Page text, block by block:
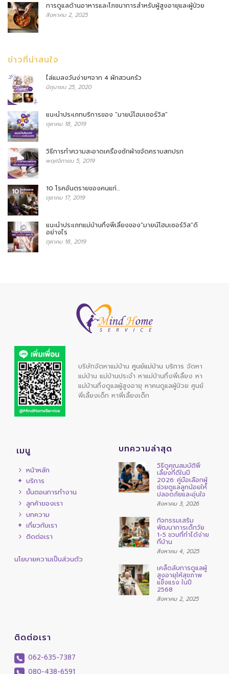
การดูแลด้านอาหารและโภชนาการสำหรับผู้สูงอายุและผู้ป่วย
สิงหาคม 2, 2025
ข่าวที่น่าสนใจ
ไล่แมลงวันง่ายๆจาก 4 ผักสวนครัว
มิถุนายน 25, 2020
แนะนำประเภทบริการของ “มายน์โฮมเซอร์วิส”
ตุลาคม 18, 2019
วิธีการทำความสะอาดเครื่องซักผ้าขจัดคราบสกปรก
พฤศจิกายน 5, 2019
10 โรคอันตรายของคนแก่…
ตุลาคม 17, 2019
แนะนำประเภทแม่บ้านกึ่งพี่เลี้ยงของ”มายน์โฮมเซอร์วิส”ดี
อย่างไร
ตุลาคม 18, 2019
บริษัทจัดหาแม่บ้าน ศูนย์แม่บ้าน บริการ จัดหา
แม่บ้าน แม่บ้านประจำ หาแม่บ้านกึ่งพี่เลี้ยงหา
แม่บ้านกึ่งดูแลผู้สูงอายุ หาคนดูแลผู้ป่วยศูนย์
พี่เลี้ยงเด็ก หาพี่เลี้ยงเด็ก
เมนู
หน้าหลัก
บริการ
ขั้นตอนการทำงาน
ลูกค้าของเรา
บทความ
เกี่ยวกับเรา
ติดต่อเรา
นโยบายความเป็นส่วนตัว
บทความล่าสุด
วิธีดูคุณสมบัติพี่
เลี้ยงที่ดีในปี
2026: คู่มือเลือกผู้
ช่วยดูแลลูกน้อยให้
ปลอดภัยและอุ่นใจ
สิงหาคม 3, 2026
กิจกรรมเสริม
พัฒนาการเด็กวัย
1-5 ขวบที่ทำได้ง่าย
ที่บ้าน
สิงหาคม 4, 2025
เคล็ดลับการดูแลผู้
สูงอายุให้สุขภาพ
แข็งแรง ในปี
2568
สิงหาคม 2, 2025
ติดต่อเรา
062-635-7387
080-438-6591